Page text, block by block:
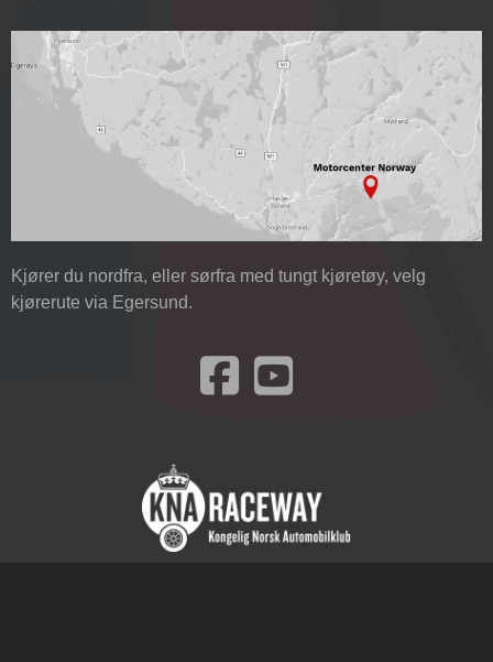
Kjører du nordfra, eller sørfra med tungt kjøretøy, velg
kjørerute via Egersund.
Besøk oss på Facebook